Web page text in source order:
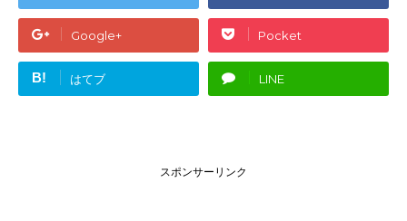
Google+ Pocket
B! はてブ LINE
スポンサーリンク